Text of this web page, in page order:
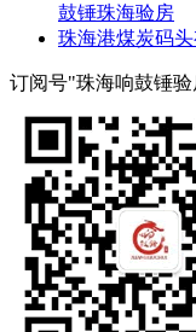
鼓锤珠海验房
珠海港煤炭码
订阅号"珠海响鼓锤